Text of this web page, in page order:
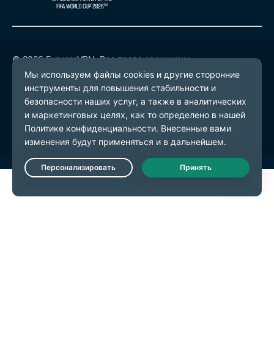
© 2026 ExpressVPN. Все права защищены.
Политика конфиденциальности
Условия предоставления услуг
Настройки файлов cookie
Live Chat